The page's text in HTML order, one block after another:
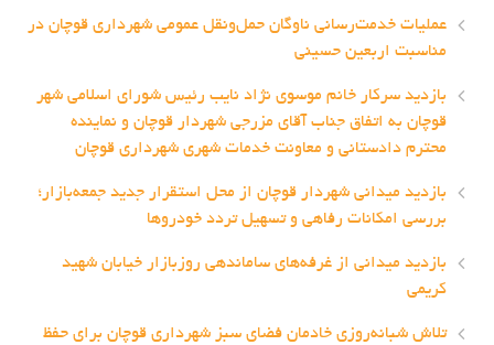
عملیات خدمت‌رسانی ناوگان حمل‌ونقل عمومی شهرداری قوچان در
مناسبت اربعین حسینی
بازدید سرکار خانم موسوی نژاد نایب رئیس شورای اسلامی شهر
قوچان به اتفاق جناب آقای مزرجی شهردار قوچان و نماینده
محترم دادستانی و معاونت خدمات شهری شهرداری قوچان
بازدید میدانی شهردار قوچان از محل استقرار جدید جمعه‌بازار؛
بررسی امکانات رفاهی و تسهیل تردد خودروها
بازدید میدانی از غرفه‌های ساماندهی روزبازار خیابان شهید
کریمی
تلاش شبانه‌روزی خادمان فضای سبز شهرداری قوچان برای حفظ